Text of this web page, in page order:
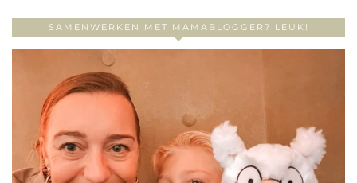
SAMENWERKEN MET MAMABLOGGER? LEUK!